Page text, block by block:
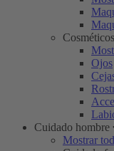
Ojos
Cuidado hombre
Mostrar